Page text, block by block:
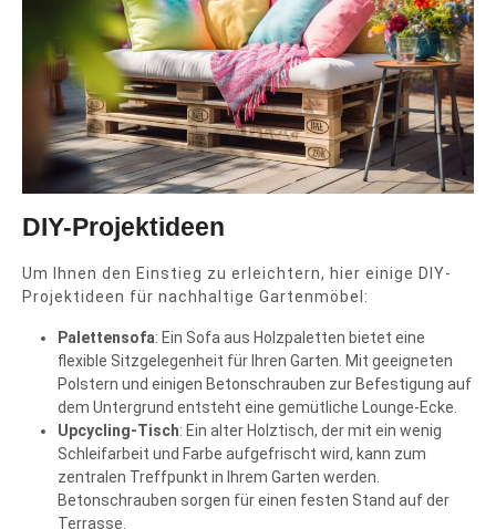
DIY-Projektideen
Um Ihnen den Einstieg zu erleichtern, hier einige DIY-
Projektideen für nachhaltige Gartenmöbel:
Palettensofa: Ein Sofa aus Holzpaletten bietet eine
flexible Sitzgelegenheit für Ihren Garten. Mit geeigneten
Polstern und einigen Betonschrauben zur Befestigung auf
dem Untergrund entsteht eine gemütliche Lounge-Ecke.
Upcycling-Tisch: Ein alter Holztisch, der mit ein wenig
Schleifarbeit und Farbe aufgefrischt wird, kann zum
zentralen Treffpunkt in Ihrem Garten werden.
Betonschrauben sorgen für einen festen Stand auf der
Terrasse.